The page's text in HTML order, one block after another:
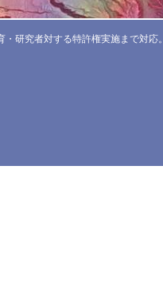
研究者対する特許権実施まで対応。